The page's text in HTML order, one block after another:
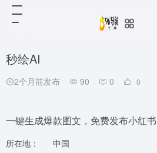
秒绘AI
2个月前发布 90 0 0
一键生成爆款图文，免费发布小红书
所在地：
中国